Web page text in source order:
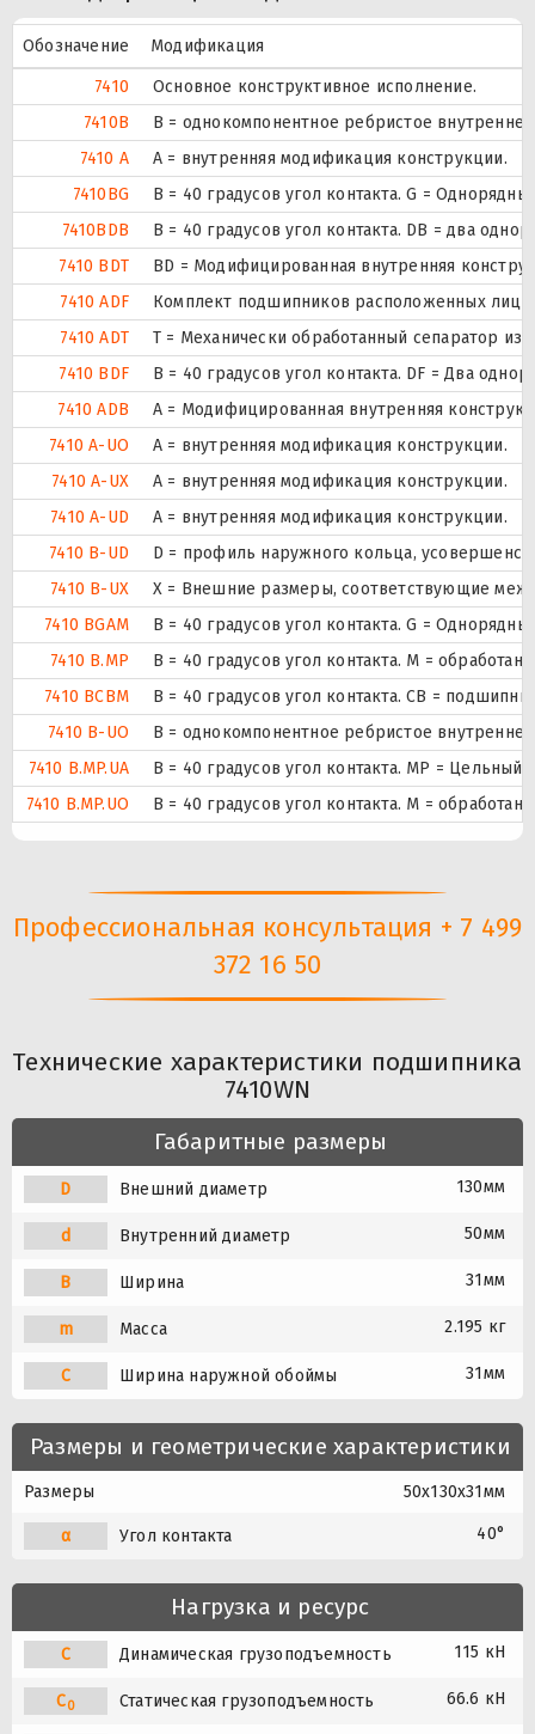
Обозначение
Модификация
7410
Основное конструктивное исполнение.
7410B
B = однокомпонентное ребристое
7410 A
A = внутренняя модификация конструкции.
7410BG
B = 40 градусов угол контакта. G =
7410BDB
B = 40 градусов угол контакта. DB = два
7410 BDT
BD = Модифицированная внутренняя
7410 ADF
Комплект подшипников расположенных
7410 ADT
T = Механически обработанный сепаратор из
7410 BDF
B = 40 градусов угол контакта. DF = Два
7410 ADB
A = Модифицированная внутренняя
7410 A-UO
A = внутренняя модификация конструкции.
7410 A-UX
A = внутренняя модификация конструкции.
7410 A-UD
A = внутренняя модификация конструкции.
7410 B-UD
D = профиль наружного кольца,
7410 B-UX
X = Внешние размеры, соответствующие
7410 BGAM
B = 40 градусов угол контакта. G =
7410 B.MP
B = 40 градусов угол контакта. M =
7410 BCBM
B = 40 градусов угол контакта. CB =
7410 B-UO
B = однокомпонентное ребристое
7410 B.MP.UA
B = 40 градусов угол контакта. MP =
7410 B.MP.UO
B = 40 градусов угол контакта. M =
Профессиональная консультация + 7 499
372 16 50
Технические характеристики подшипника
7410WN
Габаритные размеры
D Внешний диаметр 130мм
d Внутренний диаметр 50мм
B Ширина 31мм
m Масса 2.195 кг
C Ширина наружной обоймы 31мм
Размеры и геометрические характеристики
Размеры 50x130x31мм
α Угол контакта 40°
Нагрузка и ресурс
C Динамическая грузоподъемность 115 кН
C0 Статическая грузоподъемность 66.6 кН